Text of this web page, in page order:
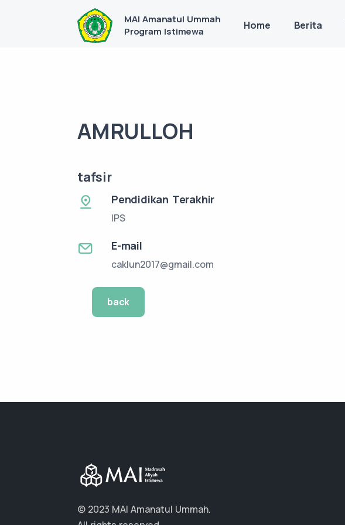
MAI Amanatul Ummah
Program Istimewa
Home Berita
AMRULLOH
tafsir
Pendidikan Terakhir
IPS
E-mail
caklun2017@gmail.com
back
© 2023 MAI Amanatul Ummah.